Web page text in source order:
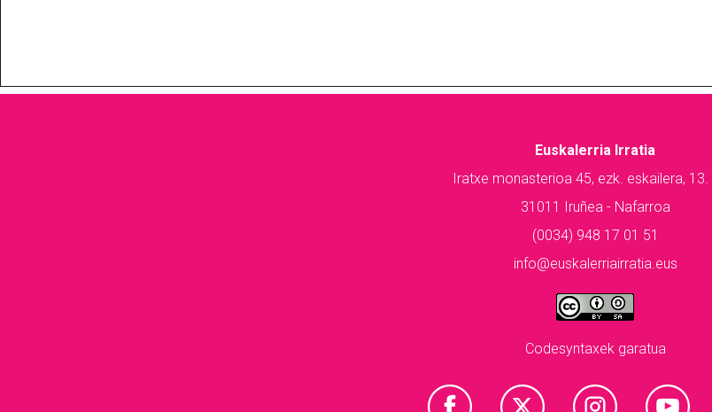
Euskalerria Irratia
Iratxe monasterioa 45, ezk. eskailera, 13.
31011 Iruñea - Nafarroa
(0034) 948 17 01 51
info@euskalerriairratia.eus
Codesyntaxek garatua